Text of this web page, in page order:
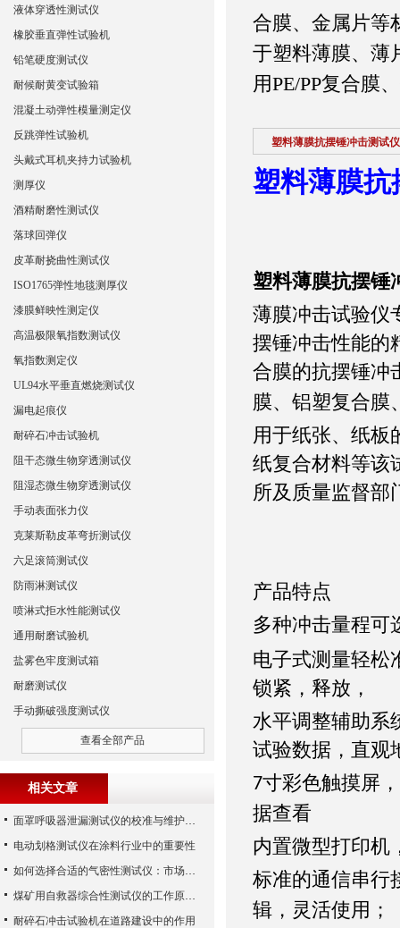
合膜、金属片等
于塑料薄膜、薄
用PE/PP复合膜
塑料薄膜抗摆锤冲击测试仪
塑料薄膜抗
塑料薄膜抗摆锤
薄膜冲击试验仪
摆锤冲击性能的
合膜的抗摆锤冲
膜、铝塑复合膜
用于纸张、纸板
纸复合材料等该
所及质量监督部
产品特点
多种冲击量程可
电子式测量轻松
锁紧，释放，
水平调整辅助系
试验数据，直观
7寸彩色触摸屏
据查看
内置微型打印机
标准的通信串行
辑，灵活使用；
液体穿透性测试仪
橡胶垂直弹性试验机
铅笔硬度测试仪
耐候耐黄变试验箱
混凝土动弹性模量测定仪
反跳弹性试验机
头戴式耳机夹持力试验机
测厚仪
酒精耐磨性测试仪
落球回弹仪
皮革耐挠曲性测试仪
ISO1765弹性地毯测厚仪
漆膜鲜映性测定仪
高温极限氧指数测试仪
氧指数测定仪
UL94水平垂直燃烧测试仪
漏电起痕仪
耐碎石冲击试验机
阻干态微生物穿透测试仪
阻湿态微生物穿透测试仪
手动表面张力仪
克莱斯勒皮革弯折测试仪
六足滚筒测试仪
防雨淋测试仪
喷淋式拒水性能测试仪
通用耐磨试验机
盐雾色牢度测试箱
耐磨测试仪
手动撕破强度测试仪
查看全部产品
相关文章
面罩呼吸器泄漏测试仪的校准与维护技巧
电动划格测试仪在涂料行业中的重要性
如何选择合适的气密性测试仪：市场指南
煤矿用自救器综合性测试仪的工作原理与功能解析
耐碎石冲击试验机在道路建设中的作用